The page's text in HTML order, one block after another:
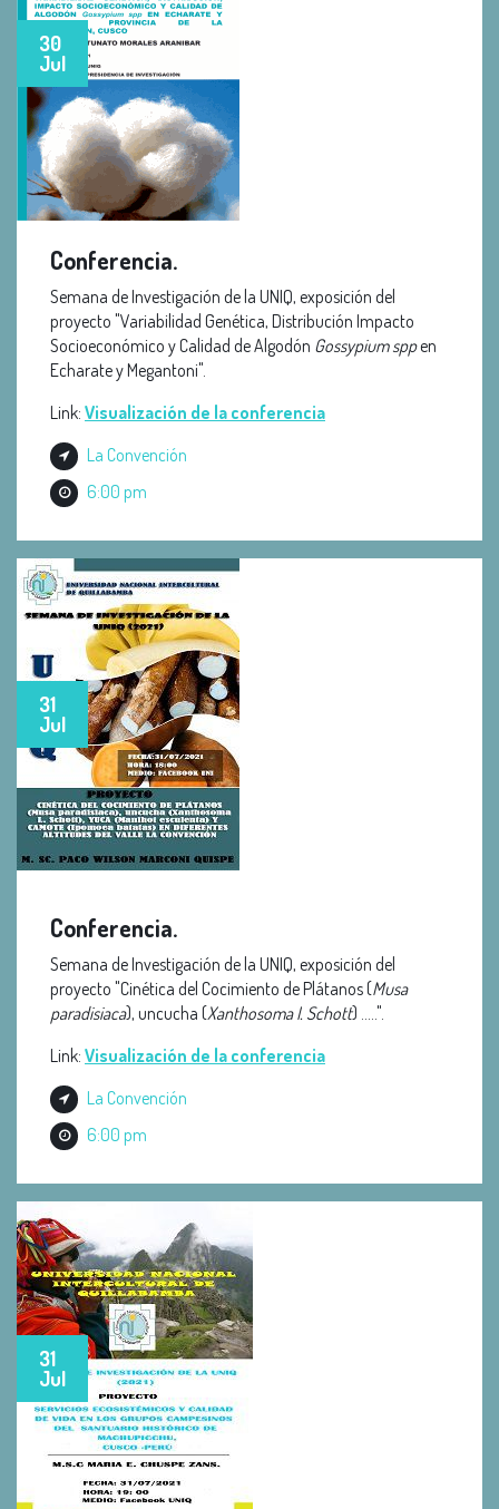
30
Jul
Conferencia.
Semana de Investigación de la UNIQ, exposición del
proyecto "Variabilidad Genética, Distribución Impacto
Socioeconómico y Calidad de Algodón Gossypium sppen
Echarate y Megantoni".
Link: Visualización de la conferencia
La Convención
6:00 pm
31
Jul
Conferencia.
Semana de Investigación de la UNIQ, exposición del
proyecto "Cinética del Cocimiento de Plátanos (Musa
paradisiaca), uncucha (Xanthosoma I. Schott) .....".
Link: Visualización de la conferencia
La Convención
6:00 pm
31
Jul